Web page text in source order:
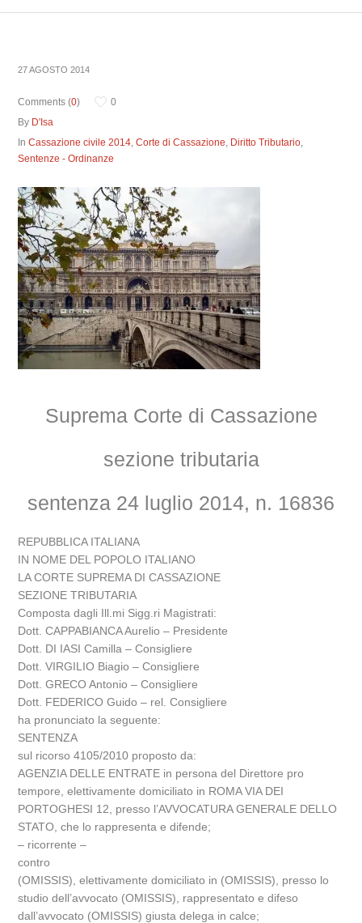
27 AGOSTO 2014
Comments (0)
0
By D'Isa
InCassazione civile 2014,Corte di Cassazione, Diritto Tributario,
Sentenze - Ordinanze
Suprema Corte di Cassazione
sezione tributaria
sentenza 24 luglio 2014, n. 16836
REPUBBLICA ITALIANA
IN NOME DEL POPOLO ITALIANO
LA CORTE SUPREMA DI CASSAZIONE
SEZIONE TRIBUTARIA
Composta dagli Ill.mi Sigg.ri Magistrati:
Dott. CAPPABIANCA Aurelio – Presidente
Dott. DI IASI Camilla – Consigliere
Dott. VIRGILIO Biagio – Consigliere
Dott. GRECO Antonio – Consigliere
Dott. FEDERICO Guido – rel. Consigliere
ha pronunciato la seguente:
SENTENZA
sul ricorso 4105/2010 proposto da:
AGENZIA DELLE ENTRATE in persona del Direttore pro
tempore, elettivamente domiciliato in ROMA VIA DEI
PORTOGHESI 12, presso l’AVVOCATURA GENERALE DELLO
STATO, che lo rappresenta e difende;
– ricorrente –
contro
(OMISSIS), elettivamente domiciliato in (OMISSIS), presso lo
studio dell’avvocato (OMISSIS), rappresentato e difeso
dall’avvocato (OMISSIS) giusta delega in calce;